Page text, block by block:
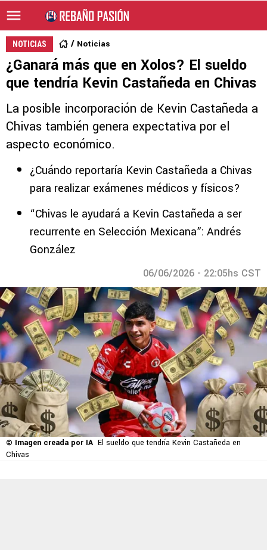
NOTICIAS Noticias
¿Ganará más que en Xolos? El sueldo
que tendría Kevin Castañeda en Chivas
La posible incorporación de Kevin Castañeda a
Chivas también genera expectativa por el
aspecto económico.
¿Cuándo reportaría Kevin Castañeda a Chivas
para realizar exámenes médicos y físicos?
“Chivas le ayudará a Kevin Castañeda a ser
recurrente en Selección Mexicana”: Andrés
González
06/06/2026 - 22:05hs CST
© Imagen creada por IA El sueldo que tendría Kevin Castañeda en
Chivas